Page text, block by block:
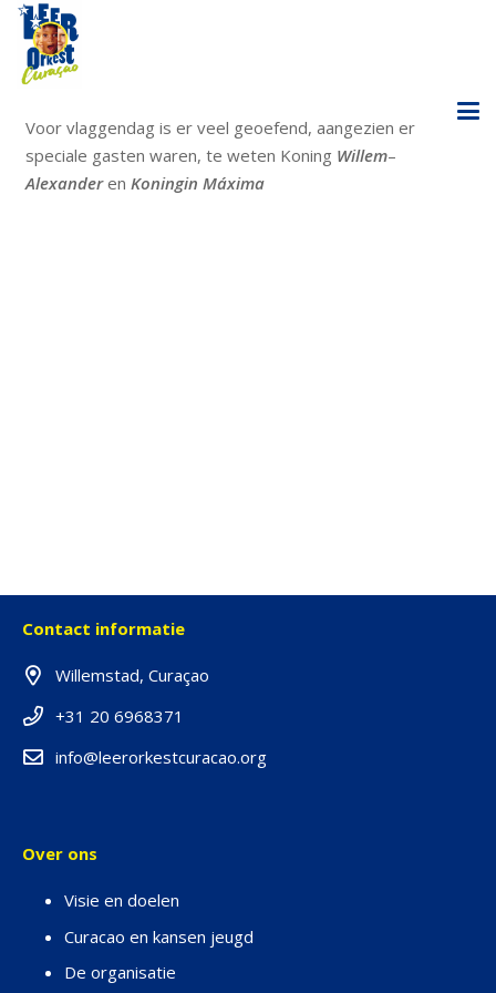
Voor vlaggendag is er veel geoefend, aangezien er
speciale gasten waren, te weten Koning Willem–
Alexanderen Koningin Máxima
Contact informatie
Willemstad, Curaçao
+31 20 6968371
info@leerorkestcuracao.org
Over ons
Visie en doelen
Curacao en kansen jeugd
De organisatie